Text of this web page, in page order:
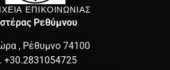
ΕΠΙΚΟΙΝΩΝΙΑΣ
Ρεθύμνου
, Ρέθυμνο 74100
+30.2831054725